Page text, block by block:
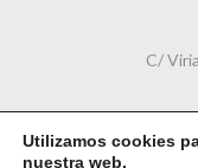
C/
Utilizamos cookies
nuestra web.